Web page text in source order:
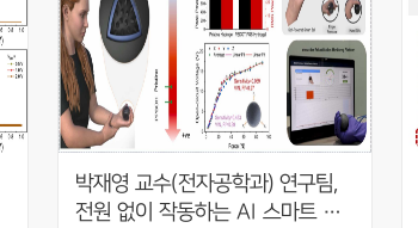
박재영 교수(전자공학과) 연구팀,
전원 없이 작동하는 AI 스마트